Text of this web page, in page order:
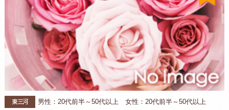
東三河
男性：20代前半～50代以上 女性：20代前半～50代以上